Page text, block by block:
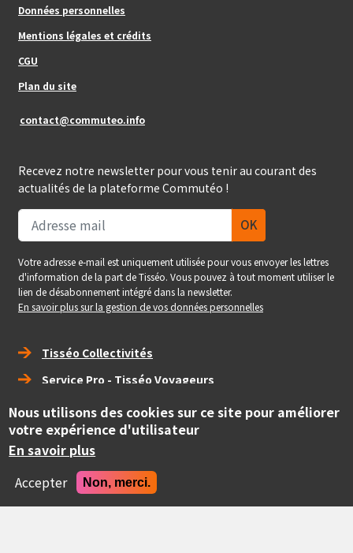
Données personnelles
Mentions légales et crédits
CGU
Plan du site
contact@commuteo.info
Recevez notre newsletter pour vous tenir au courant des
actualités de la plateforme Commutéo !
Votre adresse e-mail est uniquement utilisée pour vous envoyer les lettres
d'information de la part de Tisséo. Vous pouvez à tout moment utiliser le
lien de désabonnement intégré dans la newsletter.
En savoir plus sur la gestion de vos données personnelles
Right_footer
Tisséo Collectivités
Service Pro - Tisséo Voyageurs
Tisséo Voyageurs
Copyright
© Tisséo Collectivités 2020 - Autorité organisatrice des
mobilités de la grande agglomération toulousaine.
Nous utilisons des cookies sur ce site pour améliorer
votre expérience d'utilisateur
En savoir plus
Accepter
Non, merci.